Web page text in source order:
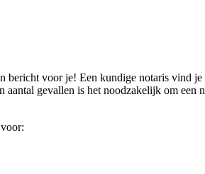
voor je! Een kundige notaris vind
gevallen is het noodzakelijk om